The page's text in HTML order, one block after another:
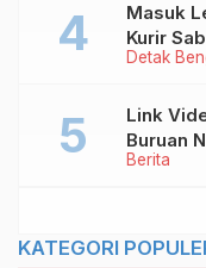
Detak
Masuk
Kurir
Berita
Link
Buruan
KATEGORI